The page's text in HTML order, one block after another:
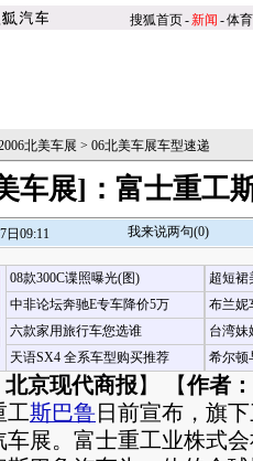
搜狐首页-新闻 -体育
北美车展 > 06北美车展车型速递
车展]：富士重工
日09:11 我来说两句(0)
08款300C谍照曝光(图)
中非论坛奔驰E专车降价5万
六款家用旅行车您选谁
天语SX4 全系车型购买推荐
超短裙
布兰妮
台湾妹
希尔顿
京现代商报 】 【作者
斯巴鲁日前宣布，旗
车展。富士重工业株式